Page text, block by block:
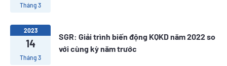
Tháng 3
2023
14
Tháng 3
SGR: Giải trình biến động KQKD năm 2022 so
với cùng kỳ năm trước